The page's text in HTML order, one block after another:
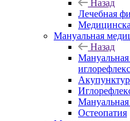
Назад
Лечебная
Мануальная
Назад
Остеопатия